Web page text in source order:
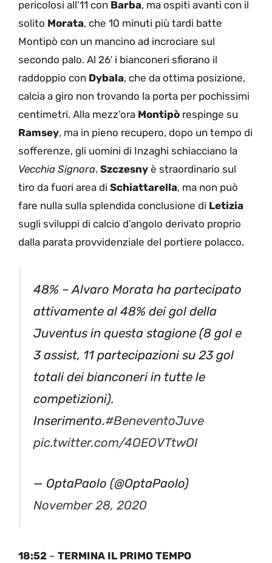
pericolosi all’11 con Barba, ma ospiti avanti con il
solito Morata, che 10 minuti più tardi batte
Montipò con un mancino ad incrociare sul
secondo palo. Al 26′ i bianconeri sfiorano il
raddoppio con Dybala, che da ottima posizione,
calcia a giro non trovando la porta per pochissimi
centimetri. Alla mezz’ora Montipò respinge su
Ramsey, ma in pieno recupero, dopo un tempo di
sofferenze, gli uomini di Inzaghi schiacciano la
Vecchia Signora. Szczesny è straordinario sul
tiro da fuori area di Schiattarella, ma non può
fare nulla sulla splendida conclusione di Letizia
sugli sviluppi di calcio d’angolo derivato proprio
dalla parata provvidenziale del portiere polacco.
48% – Alvaro Morata ha partecipato
attivamente al 48% dei gol della
Juventus in questa stagione (8 gol e
3 assist, 11 partecipazioni su 23 gol
totali dei bianconeri in tutte le
competizioni).
Inserimento.#BeneventoJuve
pic.twitter.com/4OEOVTtwOI
— OptaPaolo (@OptaPaolo)
November 28, 2020
18:52 – TERMINA IL PRIMO TEMPO